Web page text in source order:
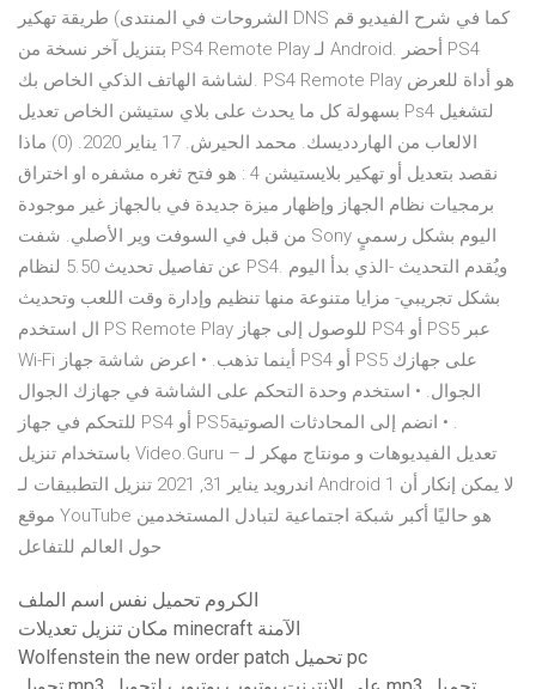
الشروحات في المنتدى) طريقة تهكير DNS كما في شرح الفيديو قم
بتنزيل آخر نسخة من PS4 Remote Play لـ Android. أحضر PS4
لشاشة الهاتف الذكي الخاص بك. PS4 Remote Play هو أداة للعرض
بسهولة كل ما يحدث على بلاي ستيشن الخاص تعديل Ps4 لتشغيل
الالعاب من الهاردديسك. محمد الحيرش. 17 يناير 2020. (0) ماذا
نقصد بتعديل أو تهكير بلايستيشن 4 : هو فتح ثغره مشفره او اختراق
برمجيات نظام الجهاز وإظهار ميزة جديدة في بالجهاز غير موجودة
من قبل في السوفت وير الأصلي. شفت Sony اليوم بشكل رسميٍ
عن تفاصيل تحديث 5.50 لنظام PS4. ويُقدم التحديث -الذي بدأ اليوم
بشكل تجريبي- مزايا متنوعة منها تنظيم وإدارة وقت اللعب وتحديث
ال استخدم PS Remote Play للوصول إلى جهاز PS4 أو PS5 عبر
Wi-Fi أينما تذهب. • اعرض شاشة جهاز PS4 أو PS5 على جهازك
الجوال. • استخدم وحدة التحكم على الشاشة في جهازك الجوال
للتحكم في جهاز PS4 أو PS5‏. • انضم إلى المحادثات الصوتية
باستخدام تنزيل Video.Guru – تعديل الفيديوهات و مونتاج مهكر لـ
اندرويد يناير 31, 2021 تنزيل التطبيقات لـ Android 1 لا يمكن إنكار أن
موقع YouTube هو حاليًا أكبر شبكة اجتماعية لتبادل المستخدمين
حول العالم للتفاعل
الكروم تحميل نفس اسم الملف
مكان تنزيل تعديلات minecraft الآمنة
Wolfenstein the new order patch تحميل pc